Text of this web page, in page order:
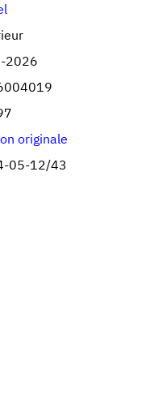
2026
originale
05-12/43